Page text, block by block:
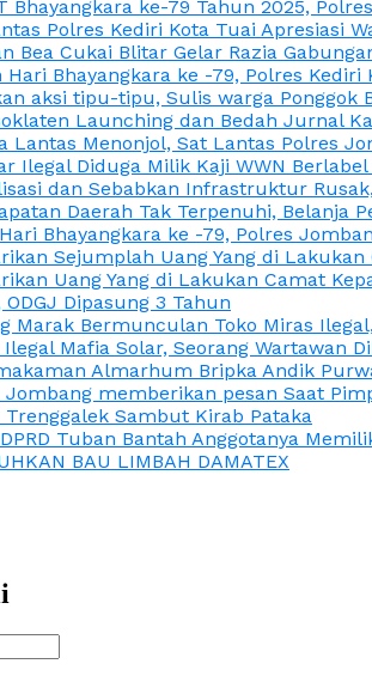
Bhayangkara ke-79 Tahun 2025,
Polres Kediri Kota Tuai Apresiasi
Bea Cukai Blitar Gelar Razia
Hari Bhayangkara ke -79, Polres
aksi tipu-tipu, Sulis warga Ponggok
Launching dan Bedah Jurnal
Lantas Menonjol, Sat Lantas Polres
Ilegal Diduga Milik Kaji WWN
dan Sebabkan Infrastruktur
Daerah Tak Terpenuhi, Belanja
Bhayangkara ke -79, Polres
Sejumplah Uang Yang di
Uang Yang di Lakukan Camat
Dipasung 3 Tahun
Marak Bermunculan Toko Miras
Ilegal Mafia Solar, Seorang Wartawan
Almarhum Bripka Andik
Jombang memberikan pesan Saat
Trenggalek Sambut Kirab Pataka
Tuban Bantah Anggotanya
BAU LIMBAH DAMATEX